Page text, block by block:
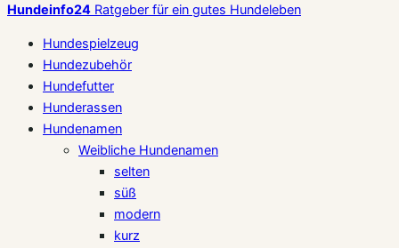
Hundeinfo24 Ratgeber für ein gutes Hundeleben
Hundespielzeug
Hundezubehör
Hundefutter
Hunderassen
Hundenamen
Weibliche Hundenamen
selten
süß
modern
kurz